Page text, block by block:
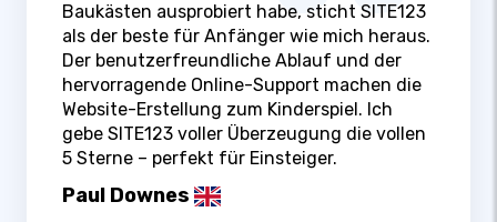
Baukästen ausprobiert habe, sticht SITE123
als der beste für Anfänger wie mich heraus.
Der benutzerfreundliche Ablauf und der
hervorragende Online-Support machen die
Website-Erstellung zum Kinderspiel. Ich
gebe SITE123 voller Überzeugung die vollen
5 Sterne – perfekt für Einsteiger.
Paul Downes